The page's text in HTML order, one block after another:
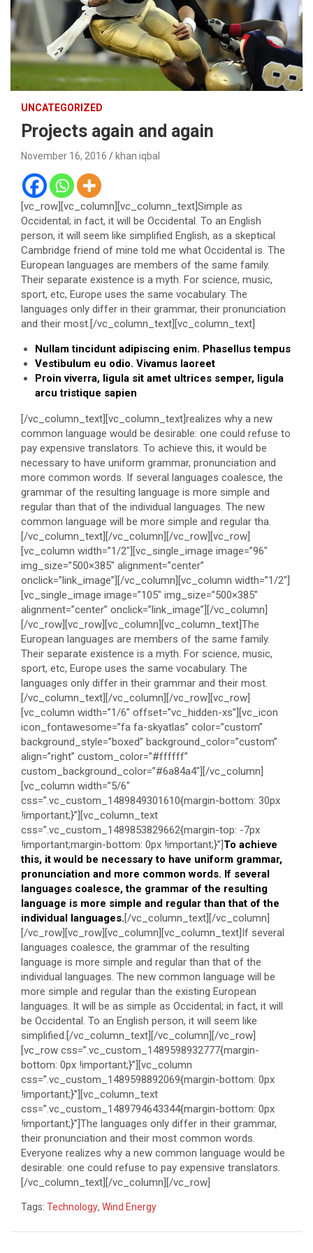
UNCATEGORIZED
Projects again and again
November 16, 2016 khan iqbal
[vc_row][vc_column][vc_column_text]Simple as
Occidental; in fact, it will be Occidental. To an English
person, it will seem like simplified English, as a skeptical
Cambridge friend of mine told me what Occidental is. The
European languages are members of the same family.
Their separate existence is a myth. For science, music,
sport, etc, Europe uses the same vocabulary. The
languages only differ in their grammar, their pronunciation
and their most.[/vc_column_text][vc_column_text]
Nullam tincidunt adipiscing enim. Phasellus tempus
Vestibulum eu odio. Vivamus laoreet
Proin viverra, ligula sit amet ultrices semper, ligula
arcu tristique sapien
[/vc_column_text][vc_column_text]realizes why a new
common language would be desirable: one could refuse to
pay expensive translators. To achieve this, it would be
necessary to have uniform grammar, pronunciation and
more common words. If several languages coalesce, the
grammar of the resulting language is more simple and
regular than that of the individual languages. The new
common language will be more simple and regular tha.
[/vc_column_text][/vc_column][/vc_row][vc_row]
[vc_column width=”1/2″][vc_single_image image=”96″
img_size=”500×385″ alignment=”center”
onclick=”link_image”][/vc_column][vc_column width=”1/2″]
[vc_single_image image=”105″ img_size=”500×385″
alignment=”center” onclick=”link_image”][/vc_column]
[/vc_row][vc_row][vc_column][vc_column_text]The
European languages are members of the same family.
Their separate existence is a myth. For science, music,
sport, etc, Europe uses the same vocabulary. The
languages only differ in their grammar and their most.
[/vc_column_text][/vc_column][/vc_row][vc_row]
[vc_column width=”1/6″ offset=”vc_hidden-xs”][vc_icon
icon_fontawesome=”fa fa-skyatlas” color=”custom”
background_style=”boxed” background_color=”custom”
align=”right” custom_color=”#ffffff”
custom_background_color=”#6a84a4″][/vc_column]
[vc_column width=”5/6″
css=”.vc_custom_1489849301610{margin-bottom: 30px
!important;}”][vc_column_text
css=”.vc_custom_1489853829662{margin-top: -7px
!important;margin-bottom: 0px !important;}”]To achieve
this, it would be necessary to have uniform grammar,
pronunciation and more common words. If several
languages coalesce, the grammar of the resulting
language is more simple and regular than that of the
individual languages.[/vc_column_text][/vc_column]
[/vc_row][vc_row][vc_column][vc_column_text]If several
languages coalesce, the grammar of the resulting
language is more simple and regular than that of the
individual languages. The new common language will be
more simple and regular than the existing European
languages. It will be as simple as Occidental; in fact, it will
be Occidental. To an English person, it will seem like
simplified.[/vc_column_text][/vc_column][/vc_row]
[vc_row css=”.vc_custom_1489598932777{margin-
bottom: 0px !important;}”][vc_column
css=”.vc_custom_1489598892069{margin-bottom: 0px
!important;}”][vc_column_text
css=”.vc_custom_1489794643344{margin-bottom: 0px
!important;}”]The languages only differ in their grammar,
their pronunciation and their most common words.
Everyone realizes why a new common language would be
desirable: one could refuse to pay expensive translators.
[/vc_column_text][/vc_column][/vc_row]
Tags: Technology, Wind Energy